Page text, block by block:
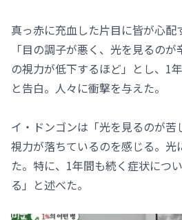
真っ赤に充血した片目に皆が心配
「目の調子が悪く、光を見るの
の視力が低下するほど」とし、1
と告白。人々に衝撃を与えた。
イ・ドンゴンは「光を見るのが苦
視力が落ちているのを感じる。光
た。特に、1年間も続く症状につ
る」と述べた。